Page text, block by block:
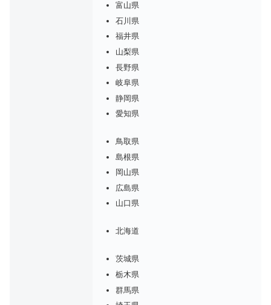
富山県
石川県
福井県
山梨県
長野県
岐阜県
静岡県
愛知県
鳥取県
島根県
岡山県
広島県
山口県
北海道
茨城県
栃木県
群馬県